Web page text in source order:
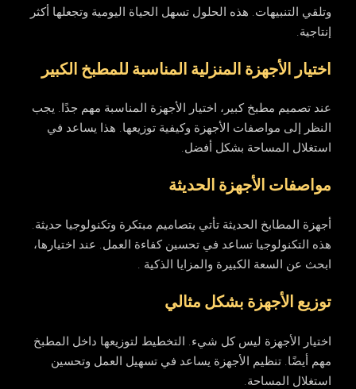
وتلقي التنبيهات. هذه الحلول تسهل الحياة اليومية وتجعلها أكثر
إنتاجية.
اختيار الأجهزة المنزلية المناسبة للمطبخ الكبير
عند تصميم مطبخ كبير، اختيار الأجهزة المناسبة مهم جدًا. يجب
النظر إلى مواصفات الأجهزة وكيفية توزيعها. هذا يساعد في
استغلال المساحة بشكل أفضل.
مواصفات الأجهزة الحديثة
أجهزة المطابخ الحديثة تأتي بتصاميم مبتكرة وتكنولوجيا حديثة.
هذه التكنولوجيا تساعد في تحسين كفاءة العمل. عند اختيارها،
ابحث عن السعة الكبيرة والمزايا الذكية .
توزيع الأجهزة بشكل مثالي
اختيار الأجهزة ليس كل شيء. التخطيط لتوزيعها داخل المطبخ
مهم أيضًا. تنظيم الأجهزة يساعد في تسهيل العمل وتحسين
استغلال المساحة.